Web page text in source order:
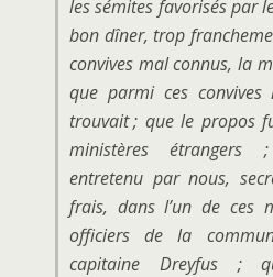
les sémites favorisés par
bon dîner, trop
convives mal connus, la
que parmi ces convives
trouvait ; que le propos
ministères étrangers
entretenu par nous,
frais, dans l’un de ces
officiers de la
capitaine Dreyfus ;